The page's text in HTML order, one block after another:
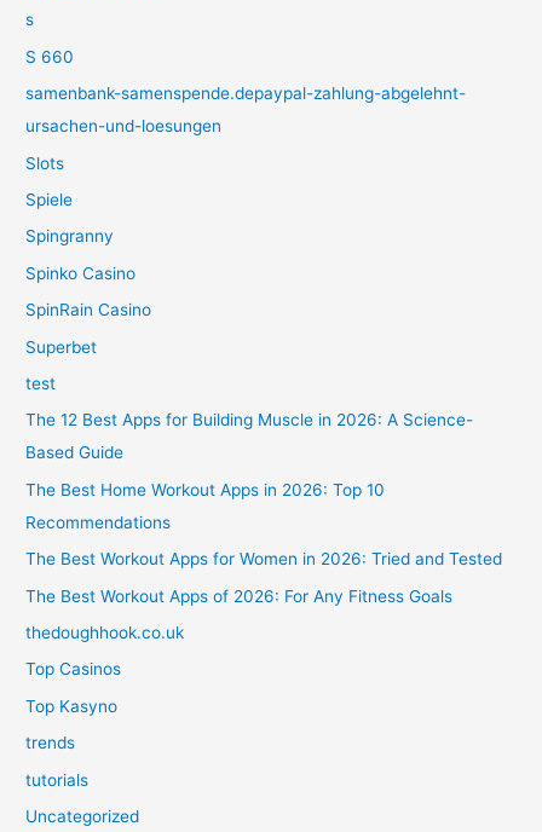
s
S 660
samenbank-samenspende.depaypal-zahlung-abgelehnt-
ursachen-und-loesungen
Slots
Spiele
Spingranny
Spinko Casino
SpinRain Casino
Superbet
test
The 12 Best Apps for Building Muscle in 2026: A Science-
Based Guide
The Best Home Workout Apps in 2026: Top 10
Recommendations
The Best Workout Apps for Women in 2026: Tried and Tested
The Best Workout Apps of 2026: For Any Fitness Goals
thedoughhook.co.uk
Top Casinos
Top Kasyno
trends
tutorials
Uncategorized